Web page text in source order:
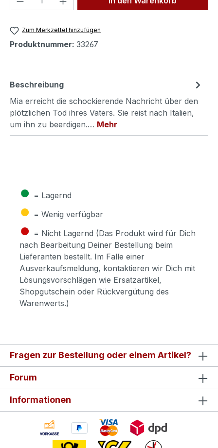
Zum Merkzettel hinzufügen
Produktnummer: 33267
Beschreibung
Mia erreicht die schockierende Nachricht über den
plötzlichen Tod ihres Vaters. Sie reist nach Italien,
um ihn zu beerdigen.… Mehr
● = Lagernd
● = Wenig verfügbar
● = Nicht Lagernd (Das Produkt wird für Dich
nach Bearbeitung Deiner Bestellung beim
Lieferanten bestellt. Im Falle einer
Ausverkaufsmeldung, kontaktieren wir Dich mit
Lösungsvorschlägen wie Ersatzartikel,
Shopgutschein oder Rückvergütung des
Warenwerts.)
Fragen zur Bestellung oder einem Artikel?
Forum
Informationen